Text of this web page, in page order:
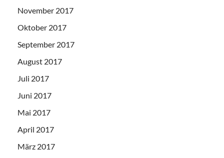
November 2017
Oktober 2017
September 2017
August 2017
Juli 2017
Juni 2017
Mai 2017
April 2017
März 2017